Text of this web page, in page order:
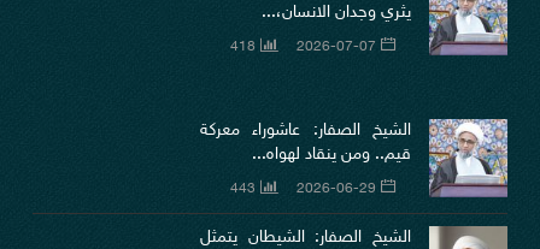
يثري وجدان الانسان،...
2026-07-07
418
الشيخ الصفار: عاشوراء معركة
قيم.. ومن ينقاد لهواه...
2026-06-29
443
الشيخ الصفار: الشيطان يتمثل